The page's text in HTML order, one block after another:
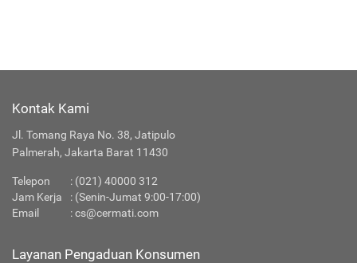
Kontak Kami
Jl. Tomang Raya No. 38, Jatipulo
Palmerah, Jakarta Barat 11430
Telepon : (021) 40000 312
Jam Kerja
: (Senin-Jumat 9:00-17:00)
Email
:cs@cermati.com
Layanan Pengaduan Konsumen